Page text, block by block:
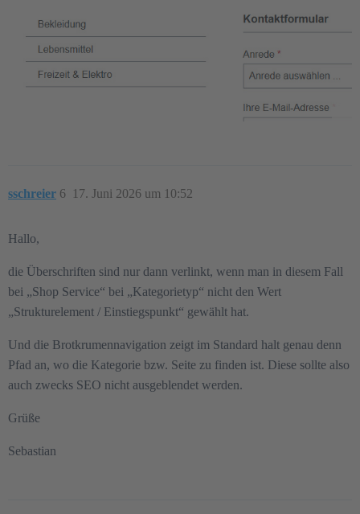
sschreier 17. Juni 2026 um 10:52
6
Hallo,
die Überschriften sind nur dann verlinkt, wenn man in diesem Fall
bei „Shop Service“ bei „Kategorietyp“ nicht den Wert
„Strukturelement / Einstiegspunkt“ gewählt hat.
Und die Brotkrumennavigation zeigt im Standard halt genau denn
Pfad an, wo die Kategorie bzw. Seite zu finden ist. Diese sollte also
auch zwecks SEO nicht ausgeblendet werden.
Grüße
Sebastian